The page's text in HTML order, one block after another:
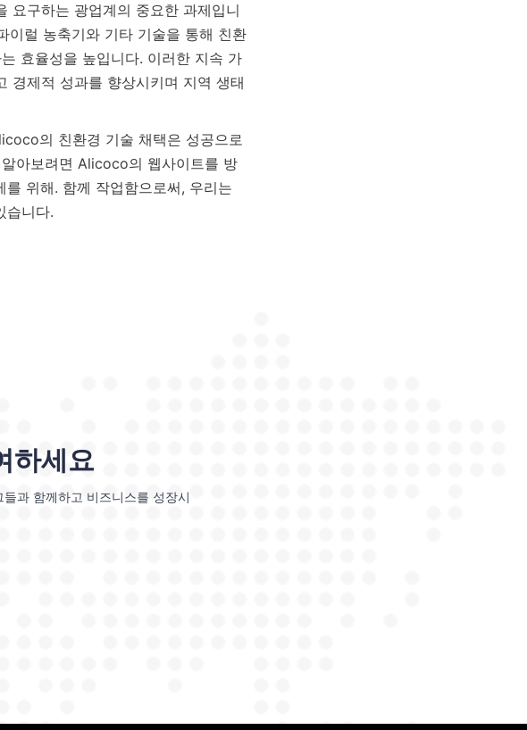
요구하는 광업계의 중요한 과제입니
럴 농축기와 기타 기술을 통해 친환
효율성을 높입니다. 이러한 지속 가
경제적 성과를 향상시키며 지역 생태
의 친환경 기술 채택은 성공으로
아보려면 Alicoco의 웹사이트를 방
를 위해. 함께 작업함으로써, 우리는
하세요
과 함께하고 비즈니스를 성장시